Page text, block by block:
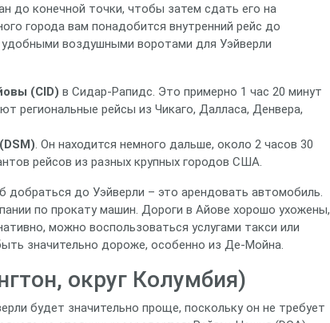
до конечной точки, чтобы затем сдать его на
города вам понадобится внутренний рейс до
воздушными воротами для Уэйверли
(CID) в Сидар-Рапидс. Это примерно 1 час 20 минут
региональные рейсы из Чикаго, Далласа, Денвера,
. Он находится немного дальше, около 2 часов 30
рейсов из разных крупных городов США.
добраться до Уэйверли – это арендовать автомобиль.
по прокату машин. Дороги в Айове хорошо ухожены,
можно воспользоваться услугами такси или
значительно дороже, особенно из Де-Мойна.
округ Колумбия)
будет значительно проще, поскольку он не требует